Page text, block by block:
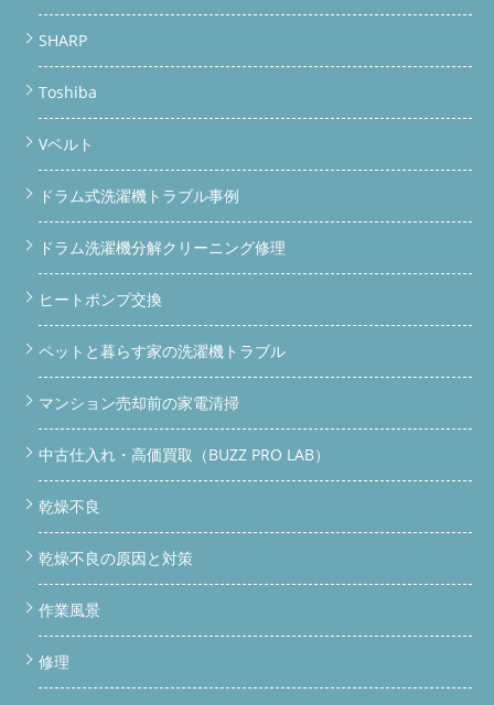
SHARP
Toshiba
Vベルト
ドラム式洗濯機トラブル事例
ドラム洗濯機分解クリーニング修理
ヒートポンプ交換
ペットと暮らす家の洗濯機トラブル
マンション売却前の家電清掃
中古仕入れ・高価買取（BUZZ PRO LAB）
乾燥不良
乾燥不良の原因と対策
作業風景
修理